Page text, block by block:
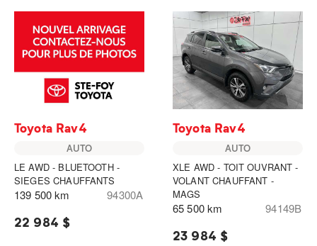
Toyota Rav4
AUTO
LE AWD - BLUETOOTH -
SIEGES CHAUFFANTS
139 500 km 94300A
22 984 $
Toyota Rav4
AUTO
XLE AWD - TOIT OUVRANT -
VOLANT CHAUFFANT -
MAGS
65 500 km 94149B
23 984 $